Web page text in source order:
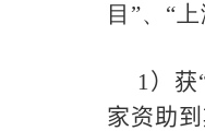
目”、“
1）
家资助